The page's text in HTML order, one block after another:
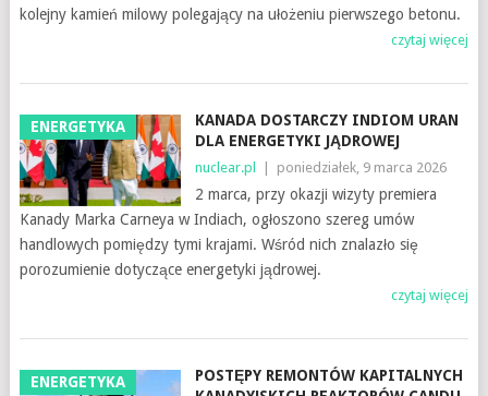
kolejny kamień milowy polegający na ułożeniu pierwszego betonu.
czytaj więcej
ENERGETYKA
KANADA DOSTARCZY INDIOM URAN
DLA ENERGETYKI JĄDROWEJ
nuclear.pl poniedziałek, 9 marca 2026
2 marca, przy okazji wizyty premiera
Kanady Marka Carneya w Indiach, ogłoszono szereg umów
handlowych pomiędzy tymi krajami. Wśród nich znalazło się
porozumienie dotyczące energetyki jądrowej.
czytaj więcej
ENERGETYKA
POSTĘPY REMONTÓW KAPITALNYCH